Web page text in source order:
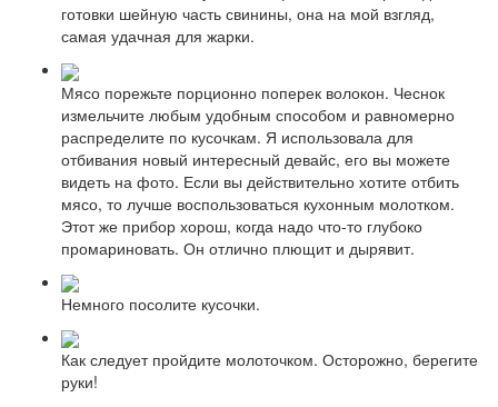
готовки шейную часть свинины, она на мой взгляд,
самая удачная для жарки.
Мясо порежьте порционно поперек волокон. Чеснок
измельчите любым удобным способом и равномерно
распределите по кусочкам. Я использовала для
отбивания новый интересный девайс, его вы можете
видеть на фото. Если вы действительно хотите отбить
мясо, то лучше воспользоваться кухонным молотком.
Этот же прибор хорош, когда надо что-то глубоко
промариновать. Он отлично плющит и дырявит.
Немного посолите кусочки.
Как следует пройдите молоточком. Осторожно, берегите
руки!